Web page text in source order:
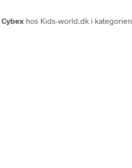
Cybex hos Kids-world.dk i kategorien